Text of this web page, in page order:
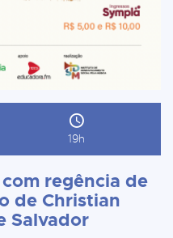
19h
regência de
de Christian
Salvador